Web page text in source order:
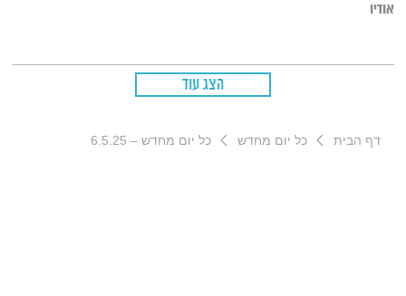
אודיו
הצג עוד
דף הבית כל יום מחדש כל יום מחדש – 6.5.25